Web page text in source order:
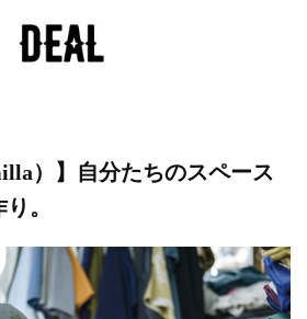
）】自分たちのスペース
。